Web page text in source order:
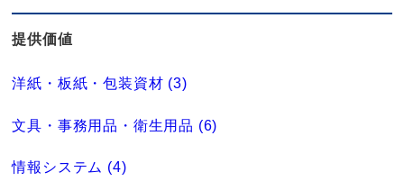
提供価値
洋紙・板紙・包装資材 (3)
文具・事務用品・衛生用品 (6)
情報システム (4)